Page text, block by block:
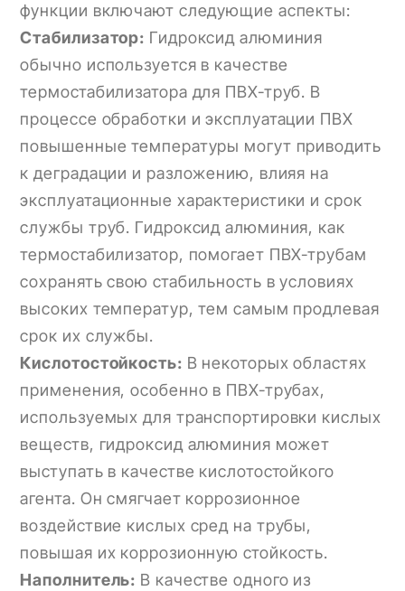
функции включают следующие аспекты:
Стабилизатор: Гидроксид алюминия
обычно используется в качестве
термостабилизатора для ПВХ-труб. В
процессе обработки и эксплуатации ПВХ
повышенные температуры могут приводить
к деградации и разложению, влияя на
эксплуатационные характеристики и срок
службы труб. Гидроксид алюминия, как
термостабилизатор, помогает ПВХ-трубам
сохранять свою стабильность в условиях
высоких температур, тем самым продлевая
срок их службы.
Кислотостойкость: В некоторых областях
применения, особенно в ПВХ-трубах,
используемых для транспортировки кислых
веществ, гидроксид алюминия может
выступать в качестве кислотостойкого
агента. Он смягчает коррозионное
воздействие кислых сред на трубы,
повышая их коррозионную стойкость.
Наполнитель: В качестве одного из